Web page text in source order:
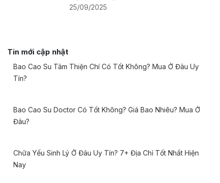
25/09/2025
Tin mới cập nhật
Bao Cao Su Tâm Thiện Chí Có Tốt Không? Mua Ở Đâu Uy
Tín?
Bao Cao Su Doctor Có Tốt Không? Giá Bao Nhiêu? Mua Ở
Đâu?
Chữa Yếu Sinh Lý Ở Đâu Uy Tín? 7+ Địa Chỉ Tốt Nhất Hiện
Nay